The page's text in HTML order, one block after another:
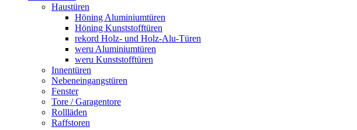
Haustüren
Höning Aluminiumtüren
Höning Kunststofftüren
rekord Holz- und Holz-Alu-Türen
weru Aluminiumtüren
weru Kunststofftüren
Innentüren
Nebeneingangstüren
Fenster
Tore / Garagentore
Rollläden
Raffstoren